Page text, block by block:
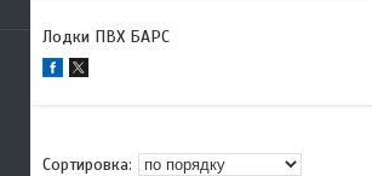
Лодки ПВХ БАРС